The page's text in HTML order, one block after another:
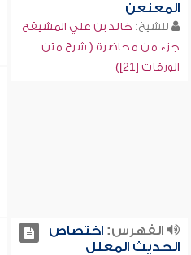
المعنعن
للشيخ: خالد بن علي المشيقح
جزء من محاضرة ( شرح متن
الورقات [21])
الفهرس:اختصاص
الحديث المعلل